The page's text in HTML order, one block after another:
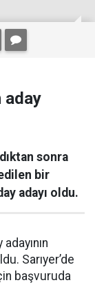
aday
sonra
bir
adayı oldu.
Sarıyer’de
başvuruda